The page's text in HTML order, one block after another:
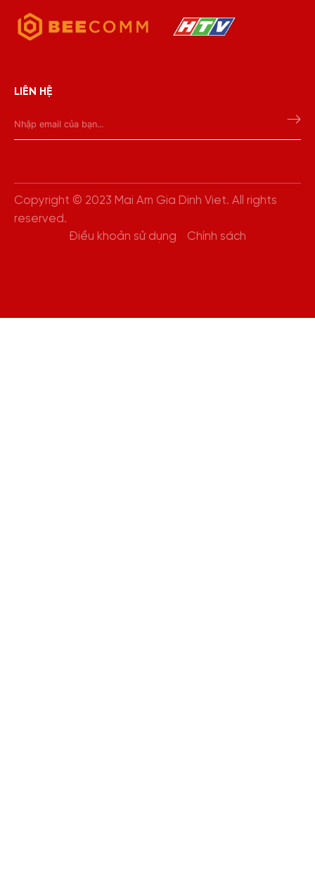
LIÊN HỆ
Copyright © 2023 Mai Am Gia Dinh Viet. All rights
reserved.
Điều khoản sử dụng
Chính sách